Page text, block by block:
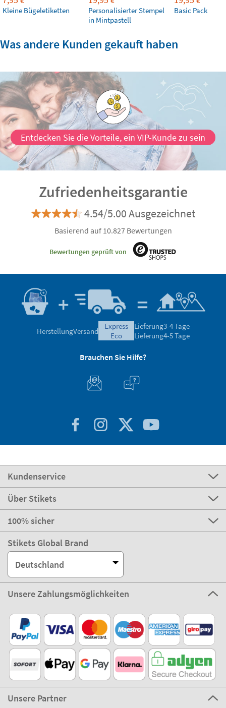
Kleine Bügeletiketten
Personalisierter Stempel
in Mintpastell
Basic Pack
Was andere Kunden gekauft haben
Entdecken Sie die Vorteile, ein VIP-Kunde zu sein
Zufriedenheitsgarantie
4.54/5.00 Ausgezeichnet
Basierend auf 10.827 Bewertungen
Bewertungen geprüft von
HerstellungVersand
express
eco
Lieferung3-4 Tage
Lieferung4-5 Tage
Brauchen Sie Hilfe?
Kundenservice
Über Stikets
100% sicher
Stikets Global Brand
Deutschland
Unsere Zahlungsmöglichkeiten
Unsere Partner